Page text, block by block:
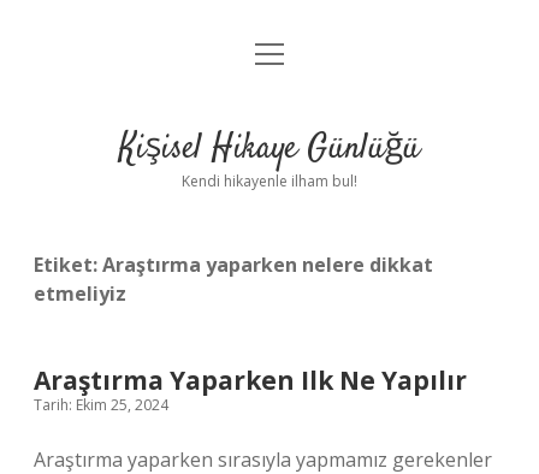
Anasayfa
Yasal Uyarı
menüyü
Kişisel Hikaye Günlüğü
Kendi hikayenle ilham bul!
Etiket:Araştırma yaparken nelere dikkat
etmeliyiz
Araştırma Yaparken Ilk Ne Yapılır
Tarih: Ekim 25, 2024
Araştırma yaparken sırasıyla yapmamız gerekenler